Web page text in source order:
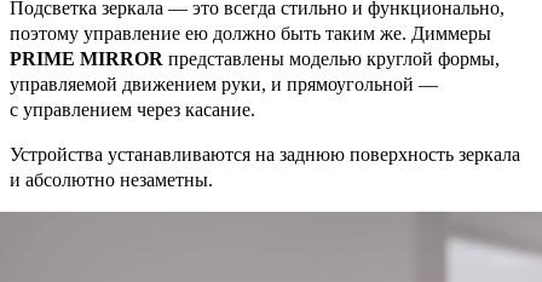
Подсветка зеркала — это всегда стильно и функционально,
поэтому управление ею должно быть таким же. Диммеры
PRIME MIRROR представлены моделью круглой формы,
управляемой движением руки, и прямоугольной —
с управлением через касание.
Устройства устанавливаются на заднюю поверхность зеркала
и абсолютно незаметны.